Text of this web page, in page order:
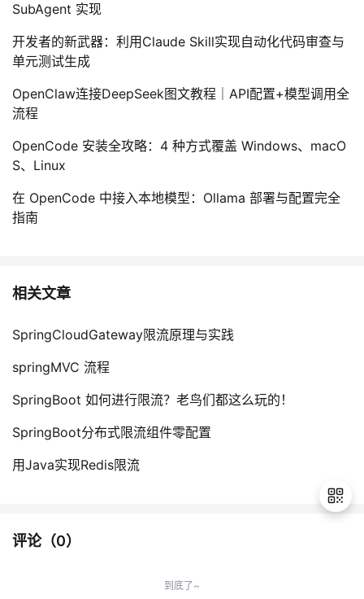
SubAgent 实现
开发者的新武器：利用Claude Skill实现自动化代码审查与
单元测试生成
OpenClaw连接DeepSeek图文教程｜API配置+模型调用全
流程
OpenCode 安装全攻略：4 种方式覆盖 Windows、macO
S、Linux
在 OpenCode 中接入本地模型：Ollama 部署与配置完全
指南
相关文章
SpringCloudGateway限流原理与实践
springMVC 流程
SpringBoot 如何进行限流？老鸟们都这么玩的！
SpringBoot分布式限流组件零配置
用Java实现Redis限流
评论（0）
到底了~